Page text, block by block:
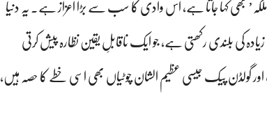
بھی کہا جاتا ہے، اس وادی کا سب سے بڑا اعزاز ہے۔ یہ دنیا
جس کی ڈھلوان اپنی بنیاد سے چوٹی تک 5,000 میٹر سے زیادہ کی بلندی رکھتی ہے، جو ایک ناقابلِ یقین نظارہ پیش کرتی
گولڈن پیک جیسی عظیم الشان چوٹیاں بھی اسی خطے کا حصہ ہیں،